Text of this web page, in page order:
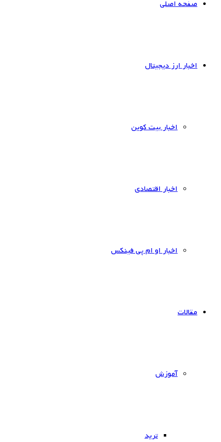
صفحه اصلی
اخبار ارز دیجیتال
اخبار بیت کوین
اخبار اقتصادی
اخبار او ام پی فینکس
مقالات
آموزش
ترید